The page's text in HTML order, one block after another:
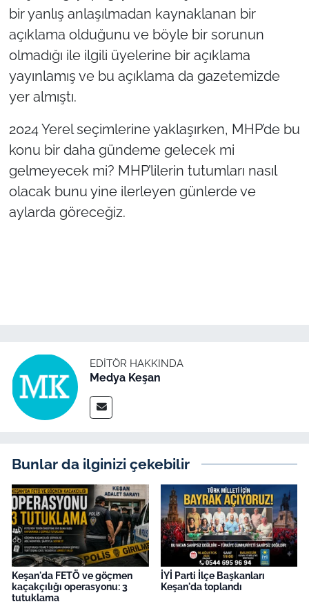
bir yanlış anlaşılmadan kaynaklanan bir
açıklama olduğunu ve böyle bir sorunun
olmadığı ile ilgili üyelerine bir açıklama
yayınlamış ve bu açıklama da gazetemizde
yer almıştı.
2024 Yerel seçimlerine yaklaşırken, MHP’de bu
konu bir daha gündeme gelecek mi
gelmeyecek mi? MHP’lilerin tutumları nasıl
olacak bunu yine ilerleyen günlerde ve
aylarda göreceğiz.
EDITÖR HAKKINDA
Medya Keşan
Bunlar da ilginizi çekebilir
Keşan'da FETÖ ve göçmen
kaçakçılığı operasyonu: 3
tutuklama
İYİ Parti İlçe Başkanları
Keşan'da toplandı